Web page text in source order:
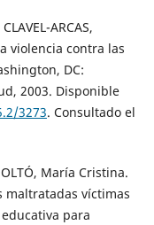
ARCAS,
violencia contra las
DC:
2003. Disponible
3273. Consultado el
María Cristina.
maltratadas víctimas
para